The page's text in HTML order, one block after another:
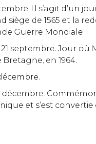
Il s’agit d’un
siège de 1565 et la
Guerre Mondiale
21 septembre. Jour où
en 1964.
décembre.
et s’est